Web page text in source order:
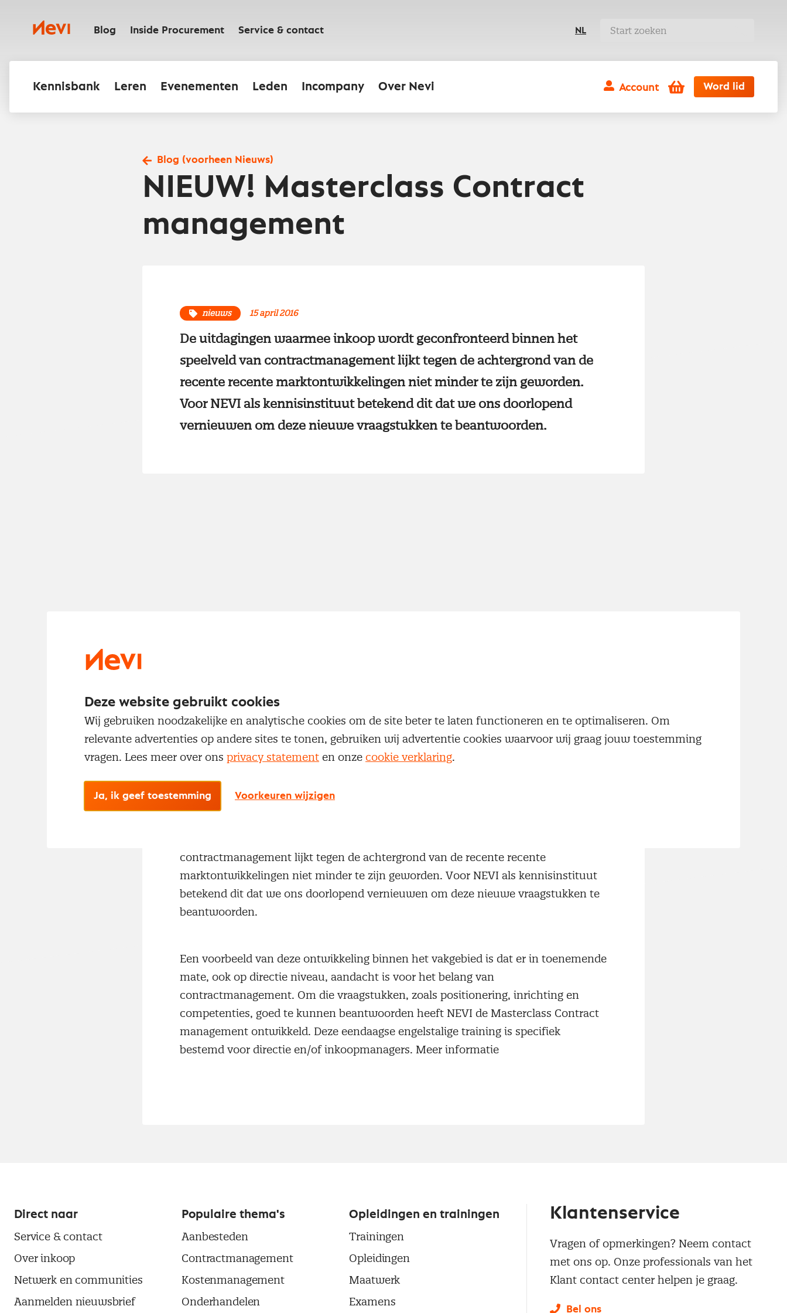
inhoudNevi Blog Inside Procurement Service & contact NL
Kennisbank Leren Evenementen Leden Incompany Over Nevi Account Winkelwagen
Word lid
Blog (voorheen Nieuws)
NIEUW! Masterclass Contract
management
nieuws 15 april 2016
De uitdagingen waarmee inkoop wordt geconfronteerd binnen het
speelveld van contractmanagement lijkt tegen de achtergrond van de
recente recente marktontwikkelingen niet minder te zijn geworden.
Voor NEVI als kennisinstituut betekend dit dat we ons doorlopend
vernieuwen om deze nieuwe vraagstukken te beantwoorden.
contractmanagement lijkt tegen de achtergrond van de recente recente
marktontwikkelingen niet minder te zijn geworden. Voor NEVI als kennisinstituut
betekend dit dat we ons doorlopend vernieuwen om deze nieuwe vraagstukken te
beantwoorden.
Een voorbeeld van deze ontwikkeling binnen het vakgebied is dat er in toenemende
mate, ook op directie niveau, aandacht is voor het belang van
contractmanagement. Om die vraagstukken, zoals positionering, inrichting en
competenties, goed te kunnen beantwoorden heeft NEVI de Masterclass Contract
management ontwikkeld. Deze eendaagse engelstalige training is specifiek
bestemd voor directie en/of inkoopmanagers. Meer informatie
Direct naar
Service & contact
Over inkoop
Netwerk en communities
Aanmelden nieuwsbrief
Populaire thema's
Aanbesteden
Contractmanagement
Kostenmanagement
Onderhandelen
Opleidingen en trainingen
Trainingen
Opleidingen
Maatwerk
Examens
Klantenservice
Vragen of opmerkingen? Neem contact
met ons op. Onze professionals van het
Klant contact center helpen je graag.
Bel ons
Deze website gebruikt cookies
Wij gebruiken noodzakelijke en analytische cookies om de site beter te laten functioneren en te optimaliseren. Om
relevante advertenties op andere sites te tonen, gebruiken wij advertentie cookies waarvoor wij graag jouw toestemming
vragen. Lees meer over ons privacy statement en onze cookie verklaring.
Ja, ik geef toestemming Voorkeuren wijzigen